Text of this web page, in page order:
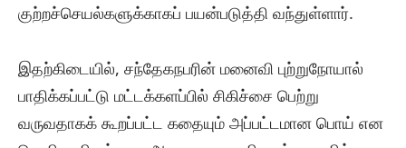
குற்றச்செயல்களுக்காகப் பயன்படுத்தி வந்துள்ளார்.
இதற்கிடையில், சந்தேகநபரின் மனைவி புற்றுநோயால்
பாதிக்கப்பட்டு மட்டக்களப்பில் சிகிச்சை பெற்று
வருவதாகக் கூறப்பட்ட கதையும் அப்பட்டமான பொய் என